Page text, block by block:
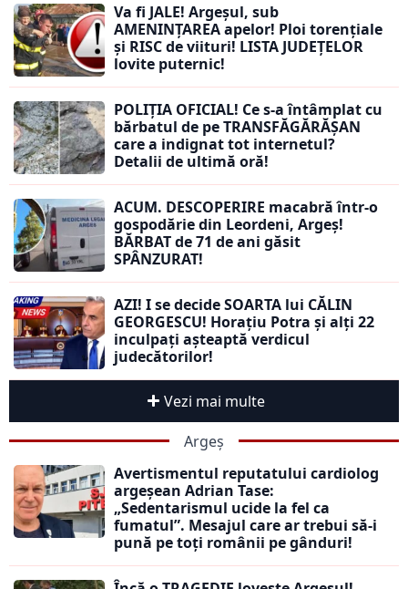
Va fi JALE! Argeșul, sub
AMENINȚAREA apelor! Ploi torențiale
și RISC de viituri! LISTA JUDEȚELOR
lovite puternic!
POLIȚIA OFICIAL! Ce s-a întâmplat cu
bărbatul de pe TRANSFĂGĂRĂȘAN
care a indignat tot internetul?
Detalii de ultimă oră!
ACUM. DESCOPERIRE macabră într-o
gospodărie din Leordeni, Argeș!
BĂRBAT de 71 de ani găsit
SPÂNZURAT!
AZI! I se decide SOARTA lui CĂLIN
GEORGESCU! Horațiu Potra și alți 22
inculpați așteaptă verdicul
judecătorilor!
Vezi mai multe
Argeș
Avertismentul reputatului cardiolog
argeșean Adrian Tase:
„Sedentarismul ucide la fel ca
fumatul”. Mesajul care ar trebui să-i
pună pe toți românii pe gânduri!